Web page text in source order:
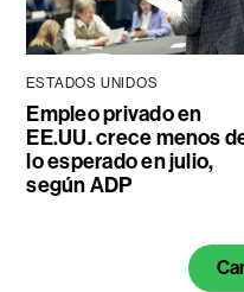
ESTADOS UNIDOS
Empleo privado en
EE.UU. crece menos
lo esperado en julio,
según ADP